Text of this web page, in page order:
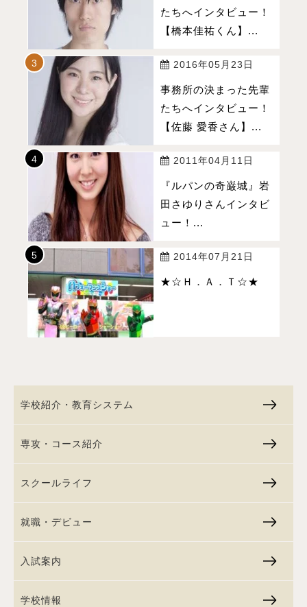
たちへインタビュー！
【橋本佳祐くん】...
2016年05月23日
事務所の決まった先輩
たちへインタビュー！
【佐藤 愛香さん】...
2011年04月11日
『ルパンの奇巌城』岩
田さゆりさんインタビ
ュー！...
2014年07月21日
★☆Ｈ．Ａ．Ｔ☆★
学校紹介・教育システム
専攻・コース紹介
スクールライフ
就職・デビュー
入試案内
学校情報